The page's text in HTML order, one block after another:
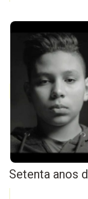
Setenta anos